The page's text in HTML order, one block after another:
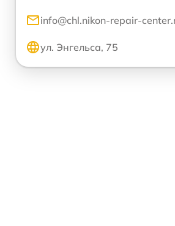
info@chl.nikon-repair-
ул. Энгельса, 75